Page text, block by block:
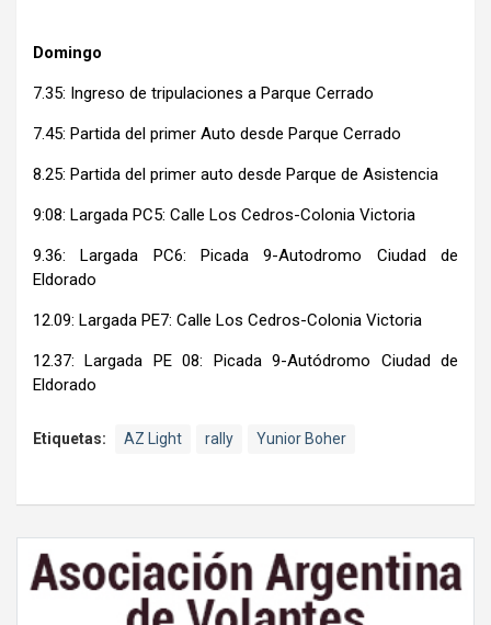
Domingo
7.35: Ingreso de tripulaciones a Parque Cerrado
7.45: Partida del primer Auto desde Parque Cerrado
8.25: Partida del primer auto desde Parque de Asistencia
9:08: Largada PC5: Calle Los Cedros-Colonia Victoria
9.36: Largada PC6: Picada 9-Autodromo Ciudad de
Eldorado
12.09: Largada PE7: Calle Los Cedros-Colonia Victoria
12.37: Largada PE 08: Picada 9-Autódromo Ciudad de
Eldorado
Etiquetas: AZ Light rally Yunior Boher